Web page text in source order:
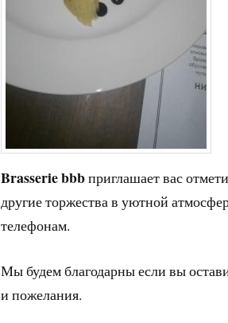
Brasserie bbbприглашает вас
другие торжества в уютной
телефонам.
Мы будем благодарны если вы
и пожелания.